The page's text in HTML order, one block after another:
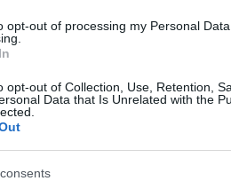
opt-out of processing my Personal
opt-out of Collection, Use, Retention,
Data that Is Unrelated with the
que influye en los mercados es
este jueves. Se espera que el
en ,
largo ciclo de endurecimiento
otros mercados europeos.